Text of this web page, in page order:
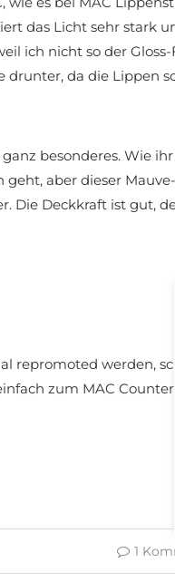
das Licht sehr stark
ich nicht so der
drunter, da die Lippen
besonderes. Wie
geht, aber dieser
Die Deckkraft ist gut,
repromoted werden,
zum MAC
1